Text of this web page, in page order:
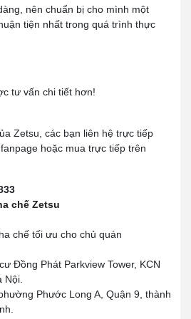
nên chuẩn bị cho mình một
tiện nhất trong quá trình thực
tư vấn chi tiết hơn!
Zetsu, các bạn liên hệ trực tiếp
hoặc mua trực tiếp trên
chế Zetsu
chế tối ưu cho chủ quán
Đồng Phát Parkview Tower, KCN
Nội.
Phước Long A, Quận 9, thành